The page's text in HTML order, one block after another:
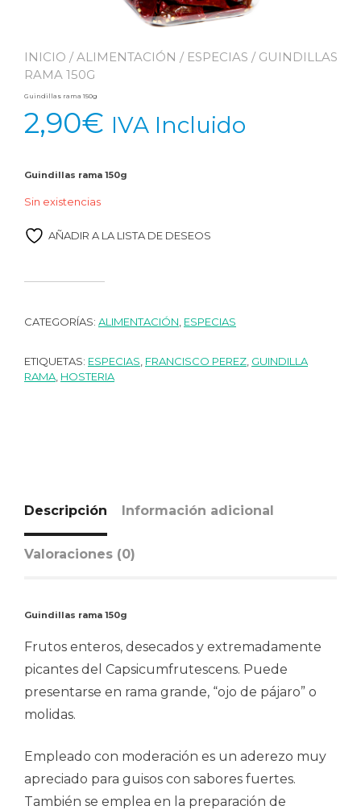
INICIO /ALIMENTACIÓN / ESPECIAS / GUINDILLAS
RAMA 150G
Guindillas rama 150g
2,90€ IVA Incluido
Guindillas rama 150g
Sin existencias
AÑADIR A LA LISTA DE DESEOS
CATEGORÍAS: ALIMENTACIÓN ESPECIAS
ETIQUETAS: ESPECIAS FRANCISCO PEREZ GUINDILLA
RAMA HOSTERIA
Descripción Información adicional
Valoraciones (0)
Guindillas rama 150g
Frutos enteros, desecados y extremadamente
picantes del Capsicumfrutescens. Puede
presentarse en rama grande, “ojo de pájaro” o
molidas.
Empleado con moderación es un aderezo muy
apreciado para guisos con sabores fuertes.
También se emplea en la preparación de